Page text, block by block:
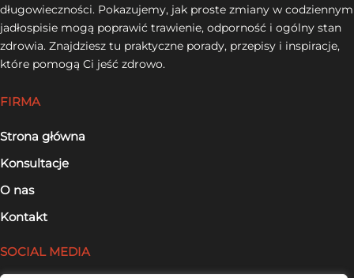
długowieczności. Pokazujemy, jak proste zmiany w codziennym
jadłospisie mogą poprawić trawienie, odporność i ogólny stan
zdrowia. Znajdziesz tu praktyczne porady, przepisy i inspiracje,
które pomogą Ci jeść zdrowo.
FIRMA
Strona główna
Konsultacje
O nas
Kontakt
SOCIAL MEDIA